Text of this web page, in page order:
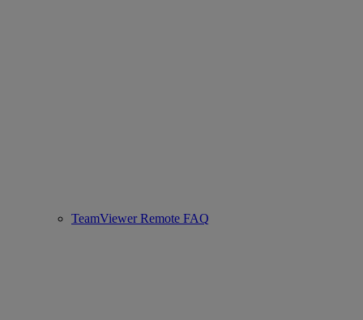
TeamViewer Remote FAQ